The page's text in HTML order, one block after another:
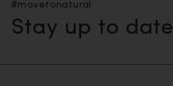
#movetonatural
Stay up to date